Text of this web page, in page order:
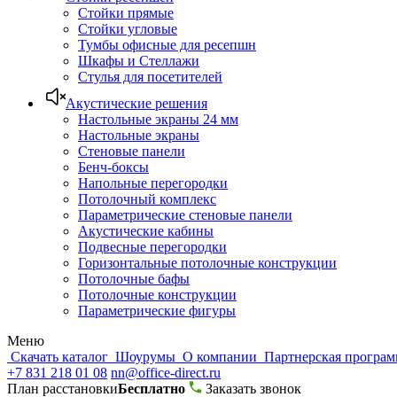
Стойки прямые
Стойки угловые
Тумбы офисные для ресепшн
Шкафы и Стеллажи
Стулья для посетителей
Акустические решения
Настольные экраны 24 мм
Настольные экраны
Стеновые панели
Бенч-боксы
Напольные перегородки
Потолочный комплекс
Параметрические стеновые панели
Акустические кабины
Подвесные перегородки
Горизонтальные потолочные конструкции
Потолочные бафы
Потолочные конструкции
Параметрические фигуры
Меню
Скачать каталог Шоурумы О компании Партнерская
+7 831 218 01 08 nn@office-direct.ru
План расстановкиБесплатно
Заказать звонок